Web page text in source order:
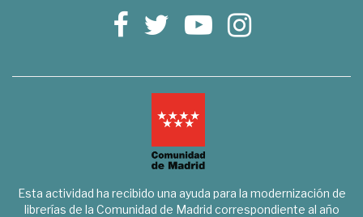
Esta actividad ha recibido una ayuda para la modernización de
librerías de la Comunidad de Madrid correspondiente al año